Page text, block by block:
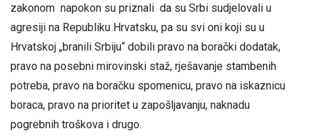
zakonom napokon su priznali da su Srbi sudjelovali u
agresiji na Republiku Hrvatsku, pa su svi oni koji su u
Hrvatskoj „branili Srbiju“ dobili pravo na borački dodatak,
pravo na posebni mirovinski staž, rješavanje stambenih
potreba, pravo na boračku spomenicu, pravo na iskaznicu
boraca, pravo na prioritet u zapošljavanju, naknadu
pogrebnih troškova i drugo.